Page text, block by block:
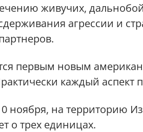
живучих,
агрессии и
первым новым
каждый аспект
ноября, на территорию
о трех единицах.